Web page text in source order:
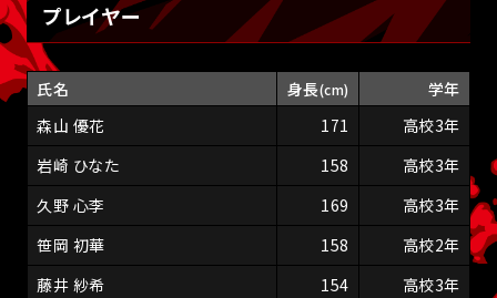
プレイヤー
氏名 身長(cm)
学年
森山 優花
171
高校3年
岩崎 ひなた
158
高校3年
久野 心李
169
高校3年
笹岡 初華
158
高校2年
藤井 紗希
154
高校3年